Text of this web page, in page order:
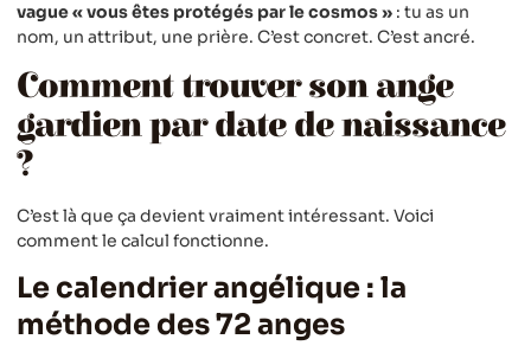
vague « vous êtes protégés par le cosmos » : tu as un
nom, un attribut, une prière. C’est concret. C’est ancré.
Comment trouver son ange
gardien par date de naissance
?
C’est là que ça devient vraiment intéressant. Voici
comment le calcul fonctionne.
Le calendrier angélique : la
méthode des 72 anges